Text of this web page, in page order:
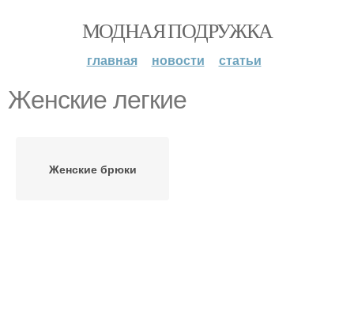
МОДНАЯ ПОДРУЖКА
главная новости статьи
Женские легкие
Женские брюки